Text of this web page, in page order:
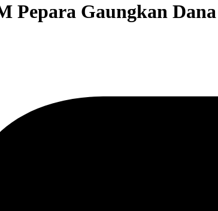
Pepara Gaungkan